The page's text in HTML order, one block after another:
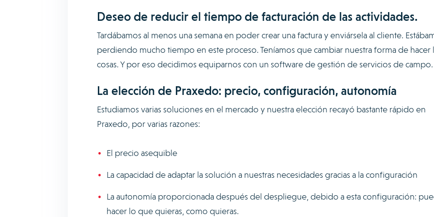
Deseo de reducir el tiempo de facturación de las actividades.
Tardábamos al menos una semana en poder crear una factura y enviársela al cliente.
perdiendo mucho tiempo en este proceso. Teníamos que cambiar nuestra forma de hacer
cosas. Y por eso decidimos equiparnos con un software de gestión de servicios de campo.
La elección de Praxedo: precio, configuración, autonomía
Estudiamos varias soluciones en el mercado y nuestra elección recayó bastante rápido en
Praxedo, por varias razones:
El precio asequible
La capacidad de adaptar la solución a nuestras necesidades gracias a la configuración
La autonomía proporcionada después del despliegue, debido a esta configuración:
hacer lo que quieras, como quieras.